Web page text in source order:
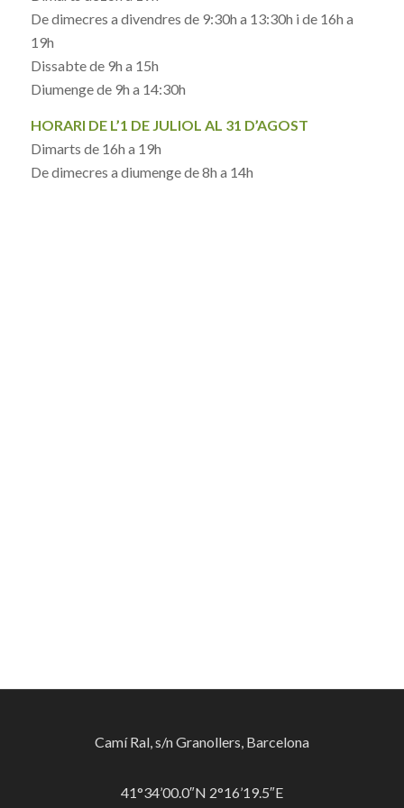
De dimecres a divendres de 9:30h a 13:30h i de 16h a
19h
Dissabte de 9h a 15h
Diumenge de 9h a 14:30h
HORARI DE L’1 DE JULIOL AL 31 D’AGOST
Dimarts de 16h a 19h
De dimecres a diumenge de 8h a 14h
Camí Ral, s/n Granollers, Barcelona
41°34’00.0″N 2°16’19.5″E